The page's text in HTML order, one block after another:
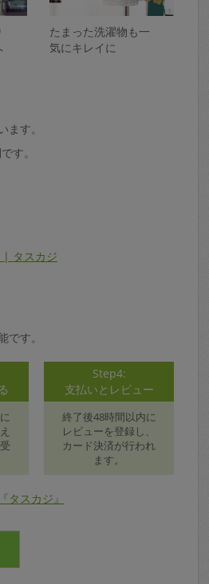
たまった洗濯物も一
気にキレイに
す。
す。
| タスカジ
す。
Step4:
支払いとレビュー
終了後48時間以内に
レビューを登録し、
カード決済が行われ
ます。
タスカジ』